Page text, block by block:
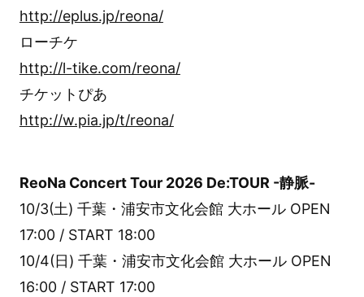
http://eplus.jp/reona/
ローチケ
http://l-tike.com/reona/
チケットぴあ
http://w.pia.jp/t/reona/
ReoNa Concert Tour 2026 De:TOUR -静脈-
10/3(土) 千葉・浦安市文化会館 大ホール OPEN
17:00 / START 18:00
10/4(日) 千葉・浦安市文化会館 大ホール OPEN
16:00 / START 17:00